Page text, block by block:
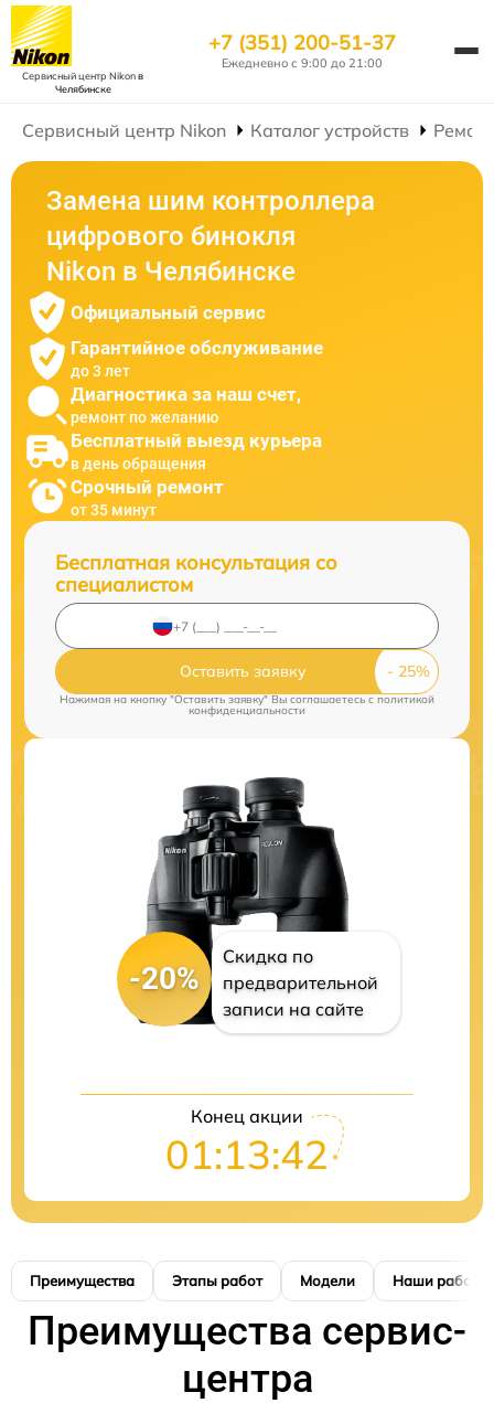
Сервисный центр Nikonв
Челябинске
+7 (351) 200-51-37
Ежедневно с 9:00 до 21:00
Сервисный центр Nikon Каталог устройств
Замена шим контроллера
цифрового бинокля
Nikon в Челябинске
Официальный сервис
Гарантийное обслуживание
до 3 лет
Диагностика за наш счет,
ремонт по желанию
Бесплатный выезд курьера
в день обращения
Срочный ремонт
от 35 минут
Бесплатная консультация со
специалистом
Оставить заявку
Нажимая на кнопку "Оставить заявку" Вы соглашаетесь cполитикой
конфиденциальности
-20%
Скидка по
предварительной
записи на сайте
Конец акции
01:13:41
Преимущества Этапы работ Модели Наши работы
Преимущества сервис-
центра